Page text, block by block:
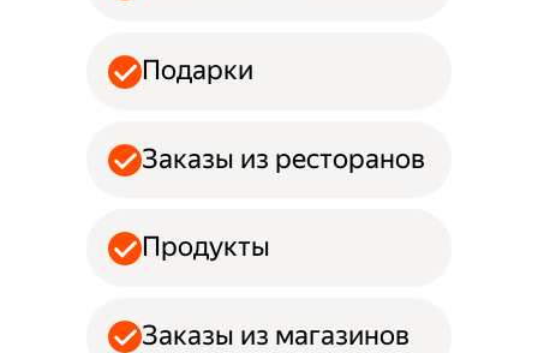
Подарки
Заказы из ресторанов
Продукты
Заказы из магазинов